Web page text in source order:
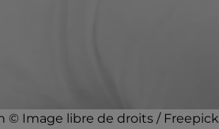
© Image libre de droits / Freepick